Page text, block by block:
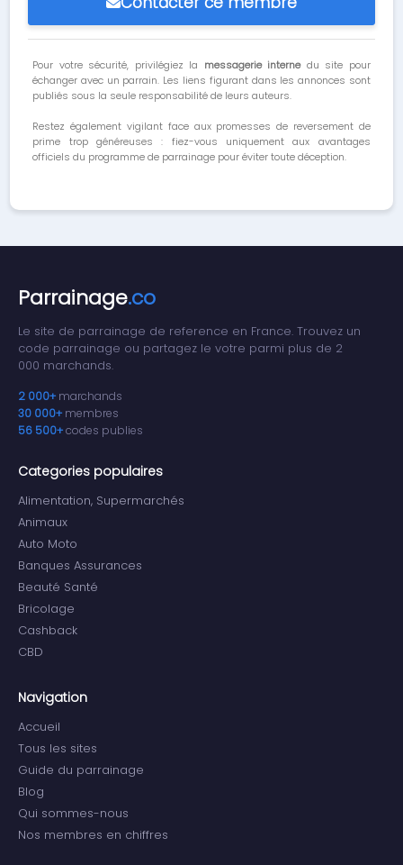
Pour votre sécurité, privilégiez la messagerie internedu site pour
échanger avec un parrain. Les liens figurant dans les annonces sont
publiés sous la seule responsabilité de leurs auteurs.
Restez également vigilant face aux promesses de reversement de
prime trop généreuses : fiez-vous uniquement aux avantages
officiels du programme de parrainage pour éviter toute déception.
Parrainage.co
Le site de parrainage de reference en France. Trouvez un
code parrainage ou partagez le votre parmi plus de 2
000 marchands.
2 000+ marchands
30 000+ membres
56 500+codes publies
Categories populaires
Alimentation, Supermarchés
Animaux
Auto Moto
Banques Assurances
Beauté Santé
Bricolage
Cashback
CBD
Navigation
Accueil
Tous les sites
Guide du parrainage
Blog
Qui sommes-nous
Nos membres en chiffres